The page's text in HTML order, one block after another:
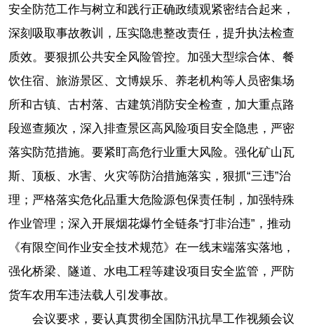
安全防范工作与树立和践行正确政绩观紧密结合起来，
深刻吸取事故教训，压实隐患整改责任，提升执法检查
质效。要狠抓公共安全风险管控。加强大型综合体、餐
饮住宿、旅游景区、文博娱乐、养老机构等人员密集场
所和古镇、古村落、古建筑消防安全检查，加大重点路
段巡查频次，深入排查景区高风险项目安全隐患，严密
落实防范措施。要紧盯高危行业重大风险。强化矿山瓦
斯、顶板、水害、火灾等防治措施落实，狠抓“三违”治
理；严格落实危化品重大危险源包保责任制，加强特殊
作业管理；深入开展烟花爆竹全链条“打非治违”，推动
《有限空间作业安全技术规范》在一线末端落实落地，
强化桥梁、隧道、水电工程等建设项目安全监管，严防
货车农用车违法载人引发事故。
会议要求，要认真贯彻全国防汛抗旱工作视频会议